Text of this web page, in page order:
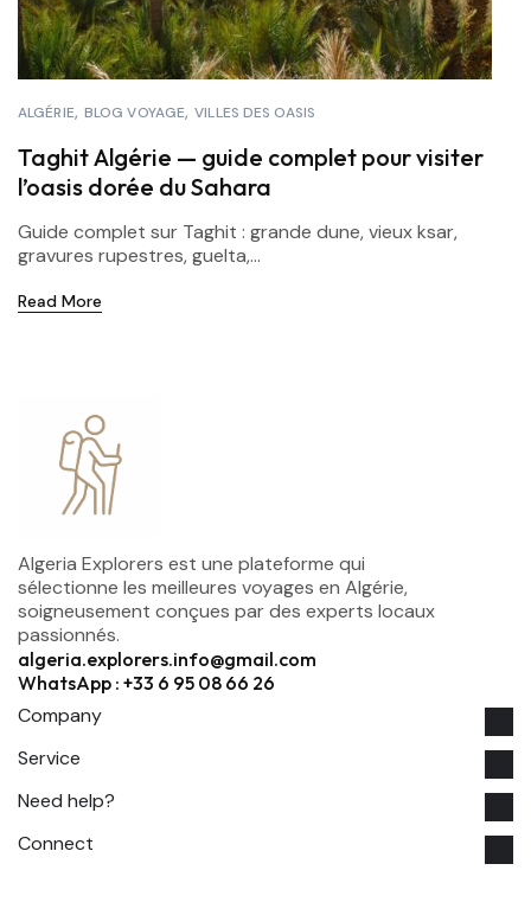
ALGÉRIE BLOG VOYAGE VILLES DES OASIS
Taghit Algérie — guide complet pour visiter
l’oasis dorée du Sahara
Guide complet sur Taghit : grande dune, vieux ksar,
gravures rupestres, guelta,...
Read More
Algeria Explorers est une plateforme qui
sélectionne les meilleures voyages en Algérie,
soigneusement conçues par des experts locaux
passionnés.
algeria.explorers.info@gmail.com
WhatsApp : +33 6 95 08 66 26
Company
Service
Need help?
Connect